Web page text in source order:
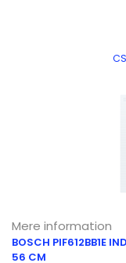
Mere information
BOSCH PIF612BB1E
56 CM